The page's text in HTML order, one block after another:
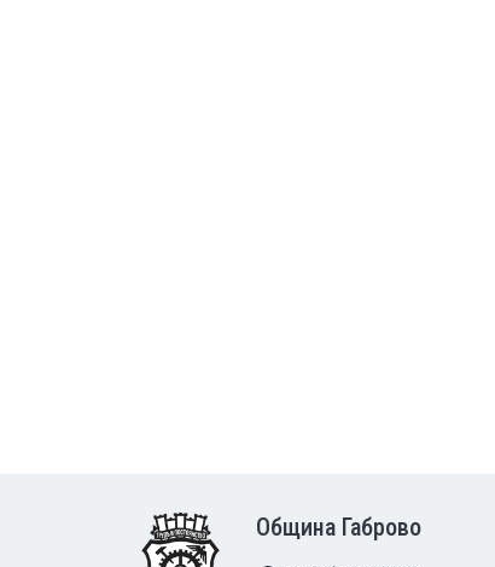
Община Габрово